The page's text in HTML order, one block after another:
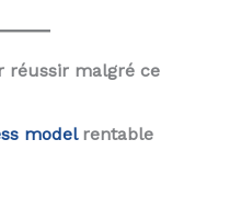
réussir malgré ce
modelrentable